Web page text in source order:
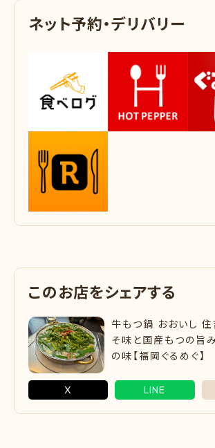
ネッ ト予約・デリバリー
このお店をシェアする
牛もつ鍋 おおいし
そ味と国産もつの旨
の味【福岡ぐるめぐ】
X LINE